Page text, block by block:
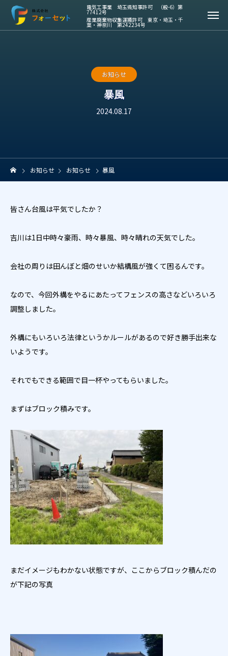
お知らせ
暴風
2024.08.17
お知らせ お知らせ 暴風
皆さん台風は平気でしたか？
吉川は1日中時々豪雨、時々暴風、時々晴れの天気でした。
会社の周りは田んぼと畑のせいか結構風が強くて困るんです。
なので、今回外構をやるにあたってフェンスの高さなどいろいろ
調整しました。
外構にもいろいろ法律というかルールがあるので好き勝手出来な
いようです。
それでもできる範囲で目一杯やってもらいました。
まずはブロック積みです。
まだイメージもわかない状態ですが、ここからブロック積んだの
が下記の写真